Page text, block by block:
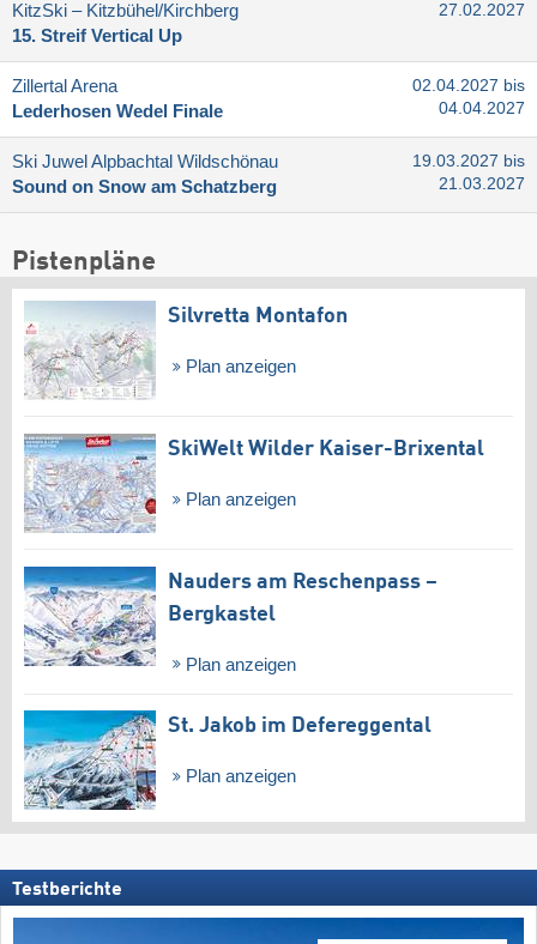
KitzSki – Kitzbühel/​Kirchberg
15. Streif Vertical Up
27.02.2027
Zillertal Arena
Lederhosen Wedel Finale
02.04.2027 bis
04.04.2027
Ski Juwel Alpbachtal Wildschönau
Sound on Snow am Schatzberg
19.03.2027 bis
21.03.2027
Pistenpläne
Silvretta Montafon
Plan anzeigen
SkiWelt Wilder Kaiser-Brixental
Plan anzeigen
Nauders am Reschenpass –
Bergkastel
Plan anzeigen
St. Jakob im Defereggental
Plan anzeigen
Testberichte